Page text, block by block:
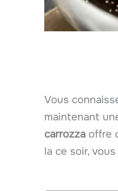
Vous
maintenant
carrozza offre
la ce soir,